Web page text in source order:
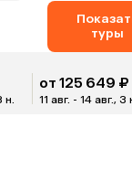
туры
н.
от 125 649 ₽
11 авг. - 14 авг., 3